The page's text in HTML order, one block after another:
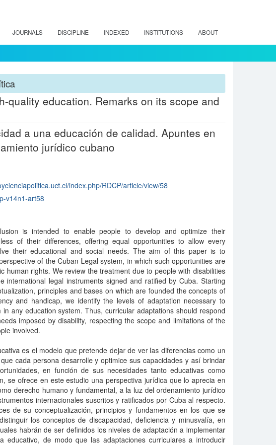
JOURNALS DISCIPLINE INDEXED INSTITUTIONS ABOUT
quality education. Remarks on its scope and
a una educación de calidad. Apuntes en
jurídico cubano
index.php/RDCP/article/view/58
v14n1-art58
is intended to enable people to develop and optimize their
of their differences, offering equal opportunities to allow every
their educational and social needs. The aim of this paper is to
of the Cuban Legal system, in which such opportunities are
human rights. We review the treatment due to people with disabilities
international legal instruments signed and ratified by Cuba. Starting
principles and bases on which are founded the concepts of
and handicap, we identify the levels of adaptation necessary to
in any education system. Thus, curricular adaptations should respond
imposed by disability, respecting the scope and limitations of the
involved.
es el modelo que pretende dejar de ver las diferencias como un
cada persona desarrolle y optimice sus capacidades y así brindar
en función de sus necesidades tanto educativas como
se ofrece en este estudio una perspectiva jurídica que lo aprecia en
derecho humano y fundamental, a la luz del ordenamiento jurídico
internacionales suscritos y ratificados por Cuba al respecto.
de su conceptualización, principios y fundamentos en los que se
los conceptos de discapacidad, deficiencia y minusvalía, en
habrán de ser definidos los niveles de adaptación a implementar
educativo, de modo que las adaptaciones curriculares a introducir